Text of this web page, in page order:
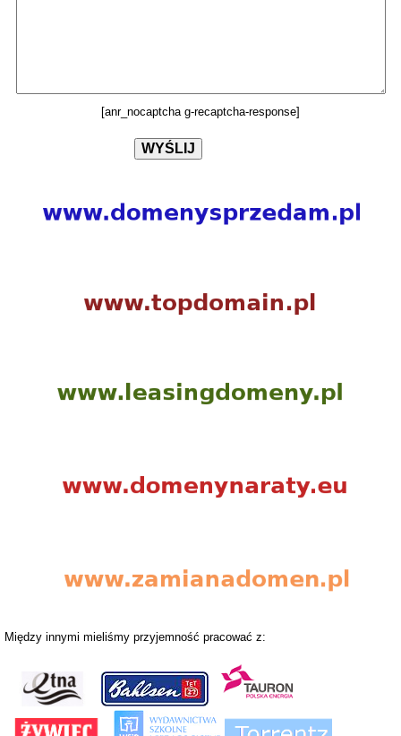
[anr_nocaptcha g-recaptcha-response]
Między innymi mieliśmy przyjemność pracować z: